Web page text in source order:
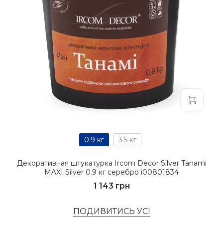
0.9 кг 3.5 кг
Декоративная штукатурка Ircom Decor Sіlver Tanami
MAXI Sіlver 0.9 кг серебро i00801834
1 143 грн
ПОДИВИТИСЬ УСІ